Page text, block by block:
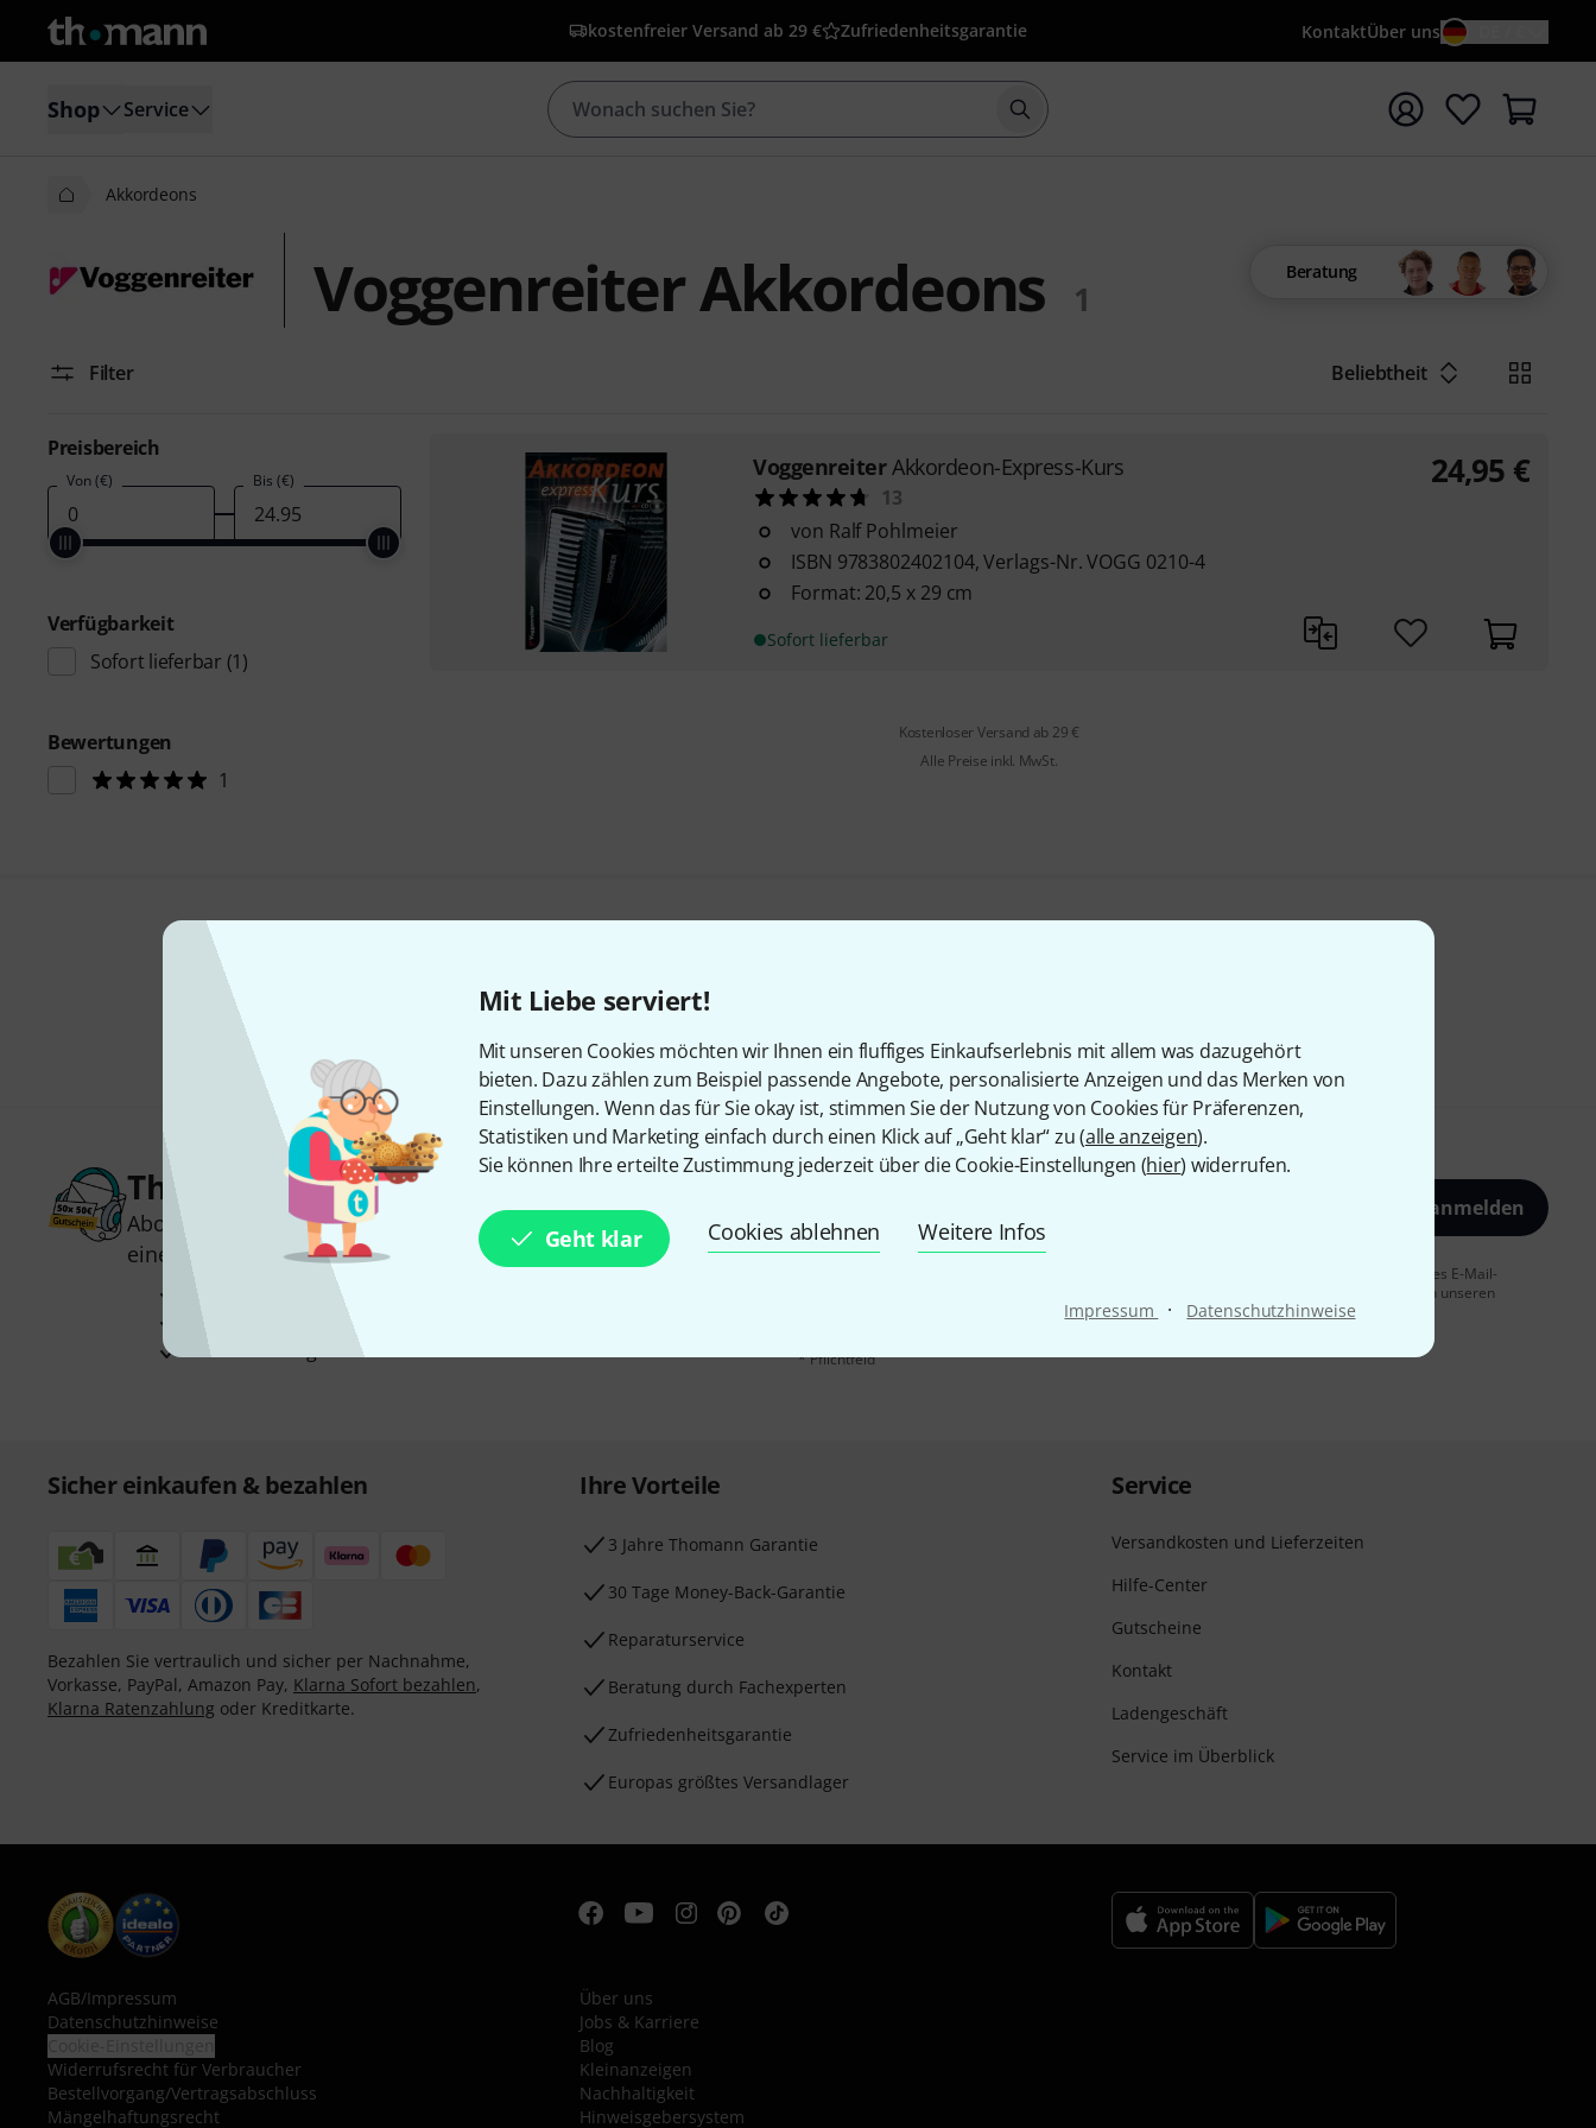
Mit Liebe serviert!
Mit unseren Cookies möchten wir Ihnen ein fluffiges Einkaufserlebnis mit allem was dazugehört
bieten. Dazu zählen zum Beispiel passende Angebote, personalisierte Anzeigen und das Merken von
Einstellungen. Wenn das für Sie okay ist, stimmen Sie der Nutzung von Cookies für Präferenzen,
Statistiken und Marketing einfach durch einen Klick auf „Geht klar“ zu (alle anzeigen).
Sie können Ihre erteilte Zustimmung jederzeit über die Cookie-Einstellungen (hier) widerrufen.
Geht klar Cookies ablehnen Weitere Infos
Impressum · Datenschutzhinweise
kostenfreier Versand ab 29 € Zufriedenheitsgarantie KontaktÜber uns
Shop Service Suche mit Suchwort {searchTerm} starten
Akkordeons
Voggenreiter Akkordeons 1
Beratung
Filter Beliebtheit
Preisbereich
Von (€) Bis (€)
Verfügbarkeit
Sofort lieferbar (1)
Bewertungen
1
VoggenreiterAkkordeon-Express-Kurs
13
von Ralf Pohlmeier
ISBN 9783802402104, Verlags-Nr. VOGG 0210-4
Format: 20,5 x 29 cm
Sofort lieferbar
24,95 €
Kostenloser Versand ab 29 €
Alle Preise inkl. MwSt.
Teilen
Thomann Newsletter
Abonniere den Thomann Newsletter und gewinne mit etwas Glück
einen von
50 Gutscheinen über jeweils 50€!
Inspirierende Beiträge
Jetzt anmelden
Mit Klick auf „Jetzt anmelden“ stimmen Sie dem Erhalt von E-Mail-Werbung und einer Messung des E-Mail-
Nutzungsverhaltens zu. Die Abmeldung ist jederzeit möglich. Weitere Informationen finden Sie in unseren
* Pflichtfeld
Sicher einkaufen & bezahlen
Bezahlen Sie vertraulich und sicher per Nachnahme,
Vorkasse, PayPal, Amazon Pay, Klarna Sofort bezahlen,
Klarna Ratenzahlung oder Kreditkarte.
Ihre Vorteile
3 Jahre Thomann Garantie
30 Tage Money-Back-Garantie
Reparaturservice
Beratung durch Fachexperten
Zufriedenheitsgarantie
Europas größtes Versandlager
Service
Versandkosten und Lieferzeiten
Hilfe-Center
Gutscheine
Kontakt
Ladengeschäft
Service im Überblick
AGB/Impressum
Datenschutzhinweise
Widerrufsrecht für Verbraucher
Bestellvorgang/Vertragsabschluss
Mängelhaftungsrecht
Über uns
Jobs & Karriere
Blog
Kleinanzeigen
Nachhaltigkeit
Hinweisgebersystem